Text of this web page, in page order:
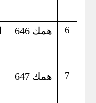
6 همك 646
7 همك 647